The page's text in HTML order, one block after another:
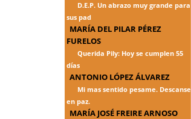
D.E.P. Un abrazo muy grande para
sus pad
MARÍA DEL PILAR PÉREZ
FURELOS
Querida Pily: Hoy se cumplen 55
días
ANTONIO LÓPEZ ÁLVAREZ
Mi mas sentido pesame. Descanse
en paz.
MARÍA JOSÉ FREIRE ARNOSO